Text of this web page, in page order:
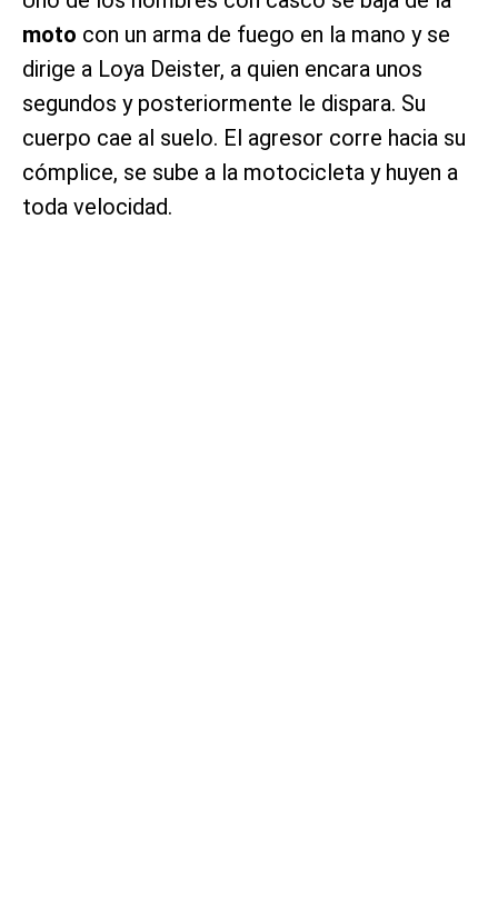
moto con un arma de fuego en la mano y se
dirige a Loya Deister, a quien encara unos
segundos y posteriormente le dispara. Su
cuerpo cae al suelo. El agresor corre hacia su
cómplice, se sube a la motocicleta y huyen a
toda velocidad.